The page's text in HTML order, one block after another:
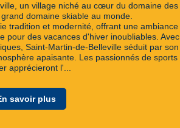
un village niché au cœur du domaine des
domaine skiable au monde.
tradition et modernité, offrant une ambiance
pour des vacances d'hiver inoubliables. Avec
Saint-Martin-de-Belleville séduit par son
apaisante. Les passionnés de sports
apprécieront l'...
savoir plus